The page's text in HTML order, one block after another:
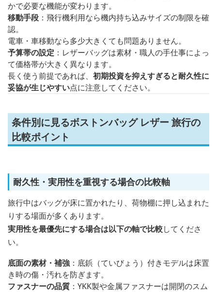
かで必要な機能が変わります。
移動手段 ：飛行機利用なら機内持ち込みサイズの制限を確
認。
電車・車移動なら多少大きくても問題ありません。
予算帯の設定 ：レザーバッグは素材・職人の手仕事によっ
て価格帯が大きく異なります。
長く使う前提であれば、 初期投資を抑えすぎると耐久性に
妥協が生じやすい点に注意してください。
条件別に見るボストンバッグ レザー 旅行の
比較ポイント
耐久性・実用性を重視する場合の比較軸
旅行中はバッグが床に置かれたり、荷物棚に押し込まれた
りする場面が多くあります。
実用性を最優先にする場合は以下の軸で比較してくださ
い。
底面の素材・補強 ：底鋲（ていびょう）付きモデルは床置
き時の傷・汚れを防ぎます。
ファスナーの品質 ：YKK製や金属ファスナーは開閉のスム